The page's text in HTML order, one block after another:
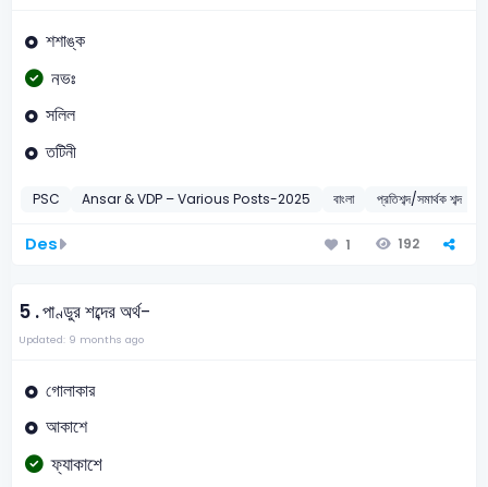
শশাঙ্ক
নভঃ
সলিল
তটিনী
PSC Ansar & VDP – Various Posts-2025 বাংলা প্রতিশব্দ/সমার্থক শব্দ
Des 1 192
5 .পাণ্ডুর শব্দের অর্থ-
Updated: 9 months ago
গোলাকার
আকাশে
ফ্যাকাশে